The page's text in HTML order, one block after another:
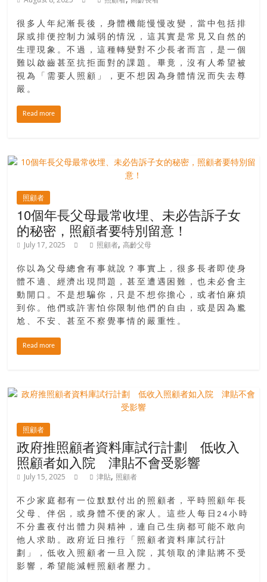
很多人年紀漸長後，身體機能慢慢改變，當中包括排
尿或排便控制力減弱的情況，這其實是常見又自然的
生理現象。不過，這種轉變對不少長者而言，是一個
難以啟齒甚至抗拒面對的課題。畢竟，沒有人希望被
視為「需要人照顧」，更不想因為身體情況而失去尊
嚴。
Read more
照顧者
10個年長父母最常收埋、未必告訴子女
的秘密，照顧者要特別留意！
July 17, 2025 照顧者,高齡父母
你以為父母總會有事就說？事實上，很多長者即使身
體不適、經濟出現問題，甚至遭遇困難，也未必會主
動開口。不是想騙你，只是不想你擔心，或者怕麻煩
到你。他們或許害怕你限制他們的自由，或是因為尷
尬、不安、甚至不察覺事情的嚴重性。
Read more
照顧者
政府推照顧者資料庫試行計劃 低收入
照顧者如入院 津貼不會受影響
July 15, 2025 津貼, 照顧者
不少家庭都有一位默默付出的照顧者，平時照顧年長
父母、伴侶，或身體不便的家人。這些人每日24小時
不分晝夜付出體力與精神，連自己生病都可能不敢向
他人求助。政府近日推行「照顧者資料庫試行計
劃」，低收入照顧者一旦入院，其領取的津貼將不受
影響，希望能減輕照顧者壓力。